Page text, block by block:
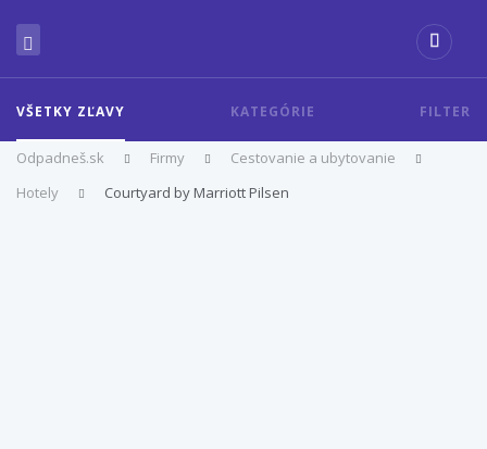
VŠETKY ZĽAVY KATEGÓRIE FILTER
Odpadneš.sk Firmy
Cestovanie a ubytovanie
Hotely
Courtyard by Marriott Pilsen